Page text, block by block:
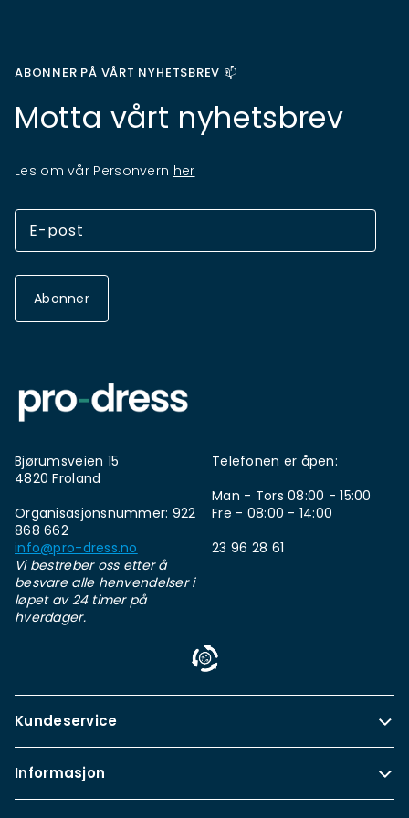
ABONNER PÅ VÅRT NYHETSBREV 📫
Motta vårt nyhetsbrev
Les om vår Personvern her
Abonner
Bjørumsveien 15
4820 Froland
Organisasjonsnummer: 922
868 662
info@pro-dress.no
Vi bestreber oss etter å
besvare alle henvendelser i
løpet av 24 timer på
hverdager.
Telefonen er åpen:
Man - Tors 08:00 - 15:00
Fre - 08:00 - 14:00
23 96 28 61
Kundeservice
Informasjon